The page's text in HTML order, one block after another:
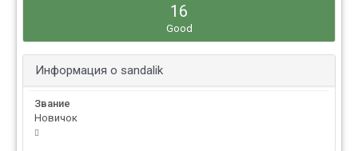
16
Good
Информация о sandalik
Звание
Новичок